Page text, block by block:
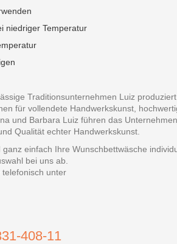
niedriger Temperatur
Traditionsunternehmen Luiz
für vollendete Handwerkskunst,
und Barbara Luiz führen das
Qualität echter Handwerkskunst.
einfach Ihre Wunschbettwäsche
bei uns ab.
unter
408-11